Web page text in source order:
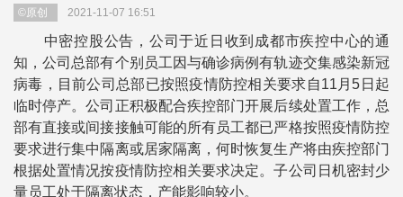
©原创 2021-11-07 16:51
中密控股公告，公司于近日收到成都市疾控中心的通
知，公司总部有个别员工因与确诊病例有轨迹交集感染新冠
病毒，目前公司总部已按照疫情防控相关要求自11月5日起
临时停产。公司正积极配合疾控部门开展后续处置工作，总
部有直接或间接接触可能的所有员工都已严格按照疫情防控
要求进行集中隔离或居家隔离，何时恢复生产将由疾控部门
根据处置情况按疫情防控相关要求决定。子公司日机密封少
量员工处于隔离状态，产能影响较小。